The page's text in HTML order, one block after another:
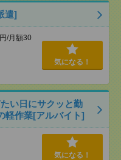
遣]
/月額30
気になる！
い日にサクッと勤
軽作業[アルバイト]
気になる！